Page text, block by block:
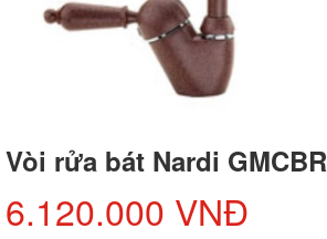
Vòi rửa bát Nardi GMCBR
6.120.000 VNĐ